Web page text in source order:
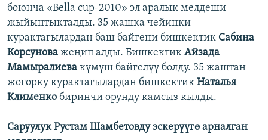
боюнча «Bella cup-2010» эл аралык мелдеши
жыйынтыкталды. 35 жашка чейинки
курактагылардан баш байгени бишкектик Сабина
Корсунова жеңип алды. Бишкектик Айзада
Мамыралиева күмүш байгелүү болду. 35 жаштан
жогорку курактагылардан бишкектик Наталья
Клименко биринчи орунду камсыз кылды.
Саруулук Рустам Шамбетовду эскерүүгө арналган